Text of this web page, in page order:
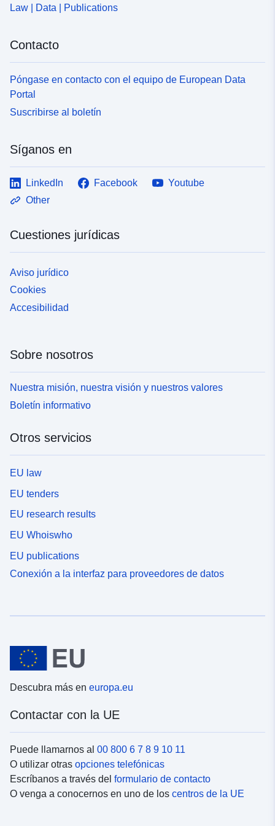
Law | Data | Publications
Contacto
Póngase en contacto con el equipo de European Data
Portal
Suscribirse al boletín
Síganos en
LinkedIn Facebook
Youtube
Other
Cuestiones jurídicas
Aviso jurídico
Cookies
Accesibilidad
Sobre nosotros
Nuestra misión, nuestra visión y nuestros valores
Boletín informativo
Otros servicios
EU law
EU tenders
EU research results
EU Whoiswho
EU publications
Conexión a la interfaz para proveedores de datos
Descubra más en europa.eu
Contactar con la UE
Puede llamarnos al 00 800 6 7 8 9 10 11
O utilizar otras opciones telefónicas
Escríbanos a través del formulario de contacto
O venga a conocernos en uno de los centros de la UE